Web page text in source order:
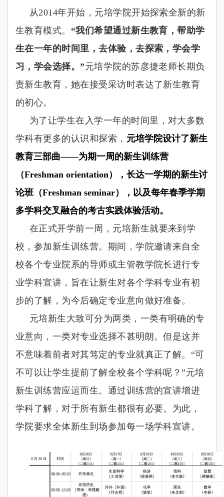
从2014年开始，元培学院开始探索全新的新
生教育模式。 “我们希望通过新生教育，帮助学
生在一年的时间里，去体验，去探索，学会学
习，学会选择。”元培学院的苏彦捷老师长期负
责新生教育，她在接受采访时表达了新生教育
的初心。
为了让学生在入学一年的时间里，对大多数
学科有更多的认识和探索， 元培学院设计了新生
教育三部曲——为期一周的新生训练营
（Freshman orientation），长达一学期的新生讨
论班（Freshman seminar），以及每年春季学期
多学科交叉融合的考古实践体验活动。
在正式开学前一周，元培新生就要来到学
校，参加新生训练营。期间，学院邀请来自全
校各个专业院系的导师或主管教学院长进行专
业学科宣讲，旨在让新生对各个学科专业有初
步的了解，为今后确定专业意向做好准备。
元培新生大致可分为两类，一类有明确的专
业意向，一类对专业选择不甚明朗。但是这并
不意味着前者对其笃定的专业就真正了解。 “可
不可以让学生提前了解全校各个学科呢？”元培
新生训练营应运而生。通过训练营的宣讲增进
学科了解，对于所有新生都很有必要。为此，
学院要求全体新生到场参加每一场学科宣讲。